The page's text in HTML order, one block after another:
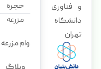
و فناوری
دانشگاه
تهران
حجره
مزرعه
وام مزرعه